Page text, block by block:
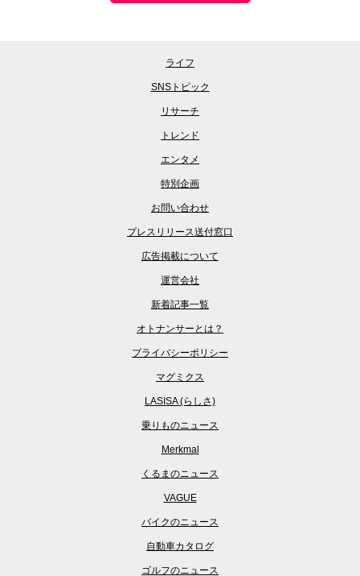
ライフ
SNSトピック
リサーチ
トレンド
エンタメ
特別企画
お問い合わせ
プレスリリース送付窓口
広告掲載について
運営会社
新着記事一覧
オトナンサーとは？
プライバシーポリシー
マグミクス
LASISA (らしさ)
乗りものニュース
Merkmal
くるまのニュース
VAGUE
バイクのニュース
自動車カタログ
ゴルフのニュース